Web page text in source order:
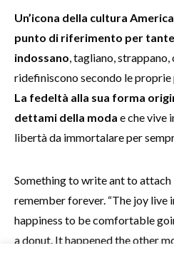
Un’icona della cultura
punto di riferimento per
indossano , tagliano,
ridefiniscono secondo le proprie
La fedeltà alla sua forma
dettami della moda e che vive
libertà da immortalare per
Something to write ant to
remember forever. “The joy live
happiness to be comfortable
a donut. It happened the other